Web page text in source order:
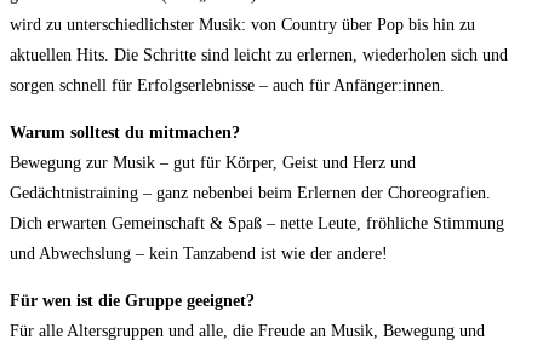
wird zu unterschiedlichster Musik: von Country über Pop bis hin zu
aktuellen Hits. Die Schritte sind leicht zu erlernen, wiederholen sich und
sorgen schnell für Erfolgserlebnisse – auch für Anfänger:innen.
Warum solltest du mitmachen?
Bewegung zur Musik – gut für Körper, Geist und Herz und
Gedächtnistraining – ganz nebenbei beim Erlernen der Choreografien.
Dich erwarten Gemeinschaft & Spaß – nette Leute, fröhliche Stimmung
und Abwechslung – kein Tanzabend ist wie der andere!
Für wen ist die Gruppe geeignet?
Für alle Altersgruppen und alle, die Freude an Musik, Bewegung und